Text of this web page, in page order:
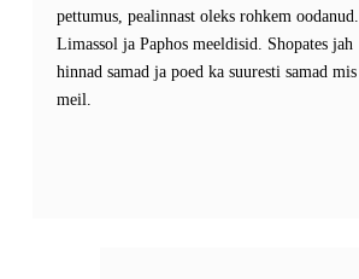
pettumus, pealinnast oleks rohkem oodanud.
Limassol ja Paphos meeldisid. Shopates jah
hinnad samad ja poed ka suuresti samad mis
meil.